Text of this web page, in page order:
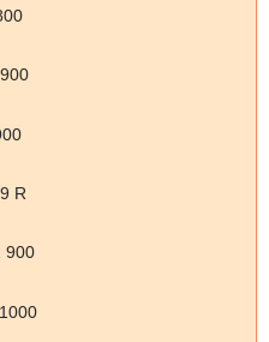
R
900